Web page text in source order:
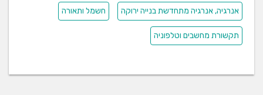
אנרגיה, אנרגיה מתחדשת בנייה ירוקה חשמל ותאורה
תקשורת מחשבים וטלפוניה